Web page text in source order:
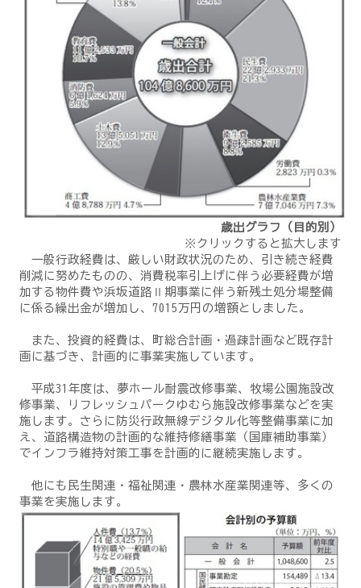
歳出グラフ（目的別）
※クリックすると拡大します
一般行政経費は、厳しい財政状況のため、引き続き経費
削減に努めたものの、消費税率引上げに伴う必要経費が増
加する物件費や浜坂道路Ⅱ期事業に伴う新残土処分場整備
に係る繰出金が増加し、7015万円の増額としました。
また、投資的経費は、町総合計画・過疎計画など既存計
画に基づき、計画的に事業実施しています。
平成31年度は、夢ホール耐震改修事業、牧場公園施設改
修事業、リフレッシュパークゆむら施設改修事業などを実
施します。さらに防災行政無線デジタル化等整備事業に加
え、道路構造物の計画的な維持修繕事業（国庫補助事業）
でインフラ維持対策工事を計画的に継続実施します。
他にも民生関連・福祉関連・農林水産業関連等、多くの
事業を実施します。